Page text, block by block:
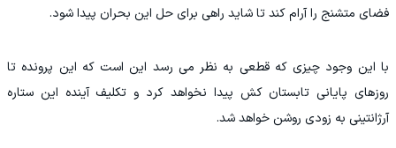
فضای متشنج را آرام کند تا شاید راهی برای حل این بحران پیدا شود.
با این وجود چیزی که قطعی به نظر می رسد این است که این پرونده تا
روزهای پایانی تابستان کش پیدا نخواهد کرد و تکلیف آینده این ستاره
آرژانتینی به زودی روشن خواهد شد.